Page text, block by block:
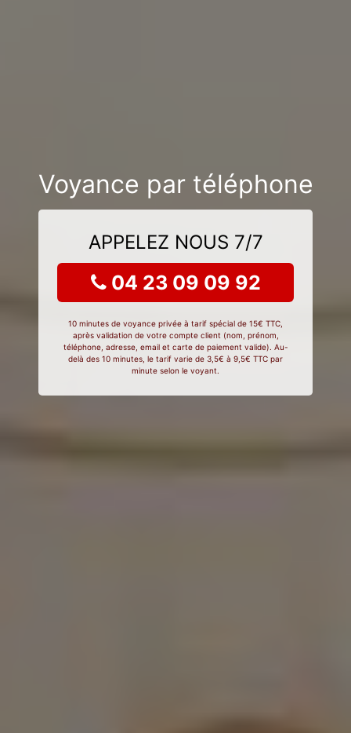
Voyance par téléphone
APPELEZ NOUS 7/7
04 23 09 09 92
10 minutes de voyance privée à tarif spécial de 15€ TTC,
après validation de votre compte client (nom, prénom,
téléphone, adresse, email et carte de paiement valide). Au-
delà des 10 minutes, le tarif varie de 3,5€ à 9,5€ TTC par
minute selon le voyant.